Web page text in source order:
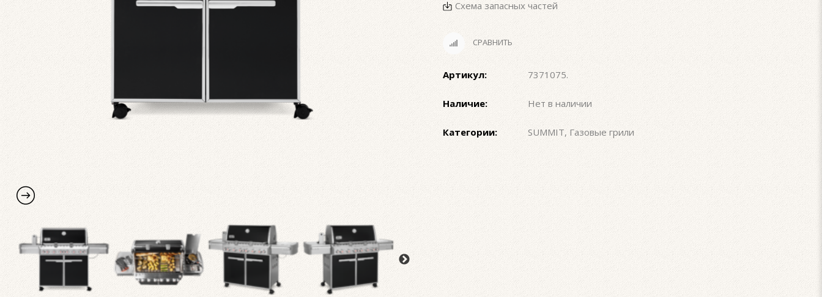
Схема запасных частей
СРАВНИТЬ
Артикул: 7371075.
Наличие: Нет в наличии
Категории: SUMMIT, Газовые грили